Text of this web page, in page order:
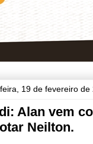
19 de fevereiro de
Alan vem
Neilton.